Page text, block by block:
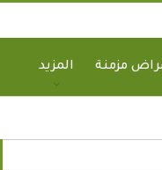
مزمنة المزيد